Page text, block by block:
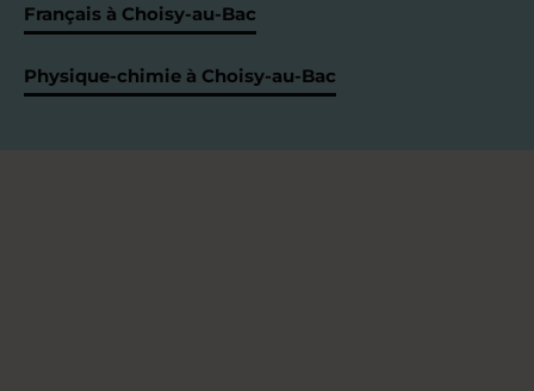
Français à Choisy-au-Bac
Physique-chimie à Choisy-au-Bac